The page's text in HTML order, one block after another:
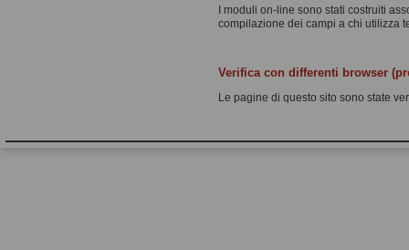
I moduli on-line sono stati costruiti
compilazione dei campi a chi utilizza
Verifica con differenti browser
Le pagine di questo sito sono state